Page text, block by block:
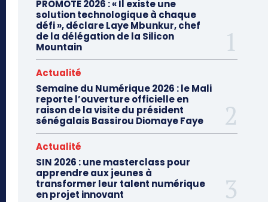
PROMOTE 2026 : « Il existe une
solution technologique à chaque
défi », déclare Laye Mbunkur, chef
de la délégation de la Silicon
Mountain
Actualité
Semaine du Numérique 2026 : le Mali
reporte l’ouverture officielle en
raison de la visite du président
sénégalais Bassirou Diomaye Faye
Actualité
SIN 2026 : une masterclass pour
apprendre aux jeunes à
transformer leur talent numérique
en projet innovant